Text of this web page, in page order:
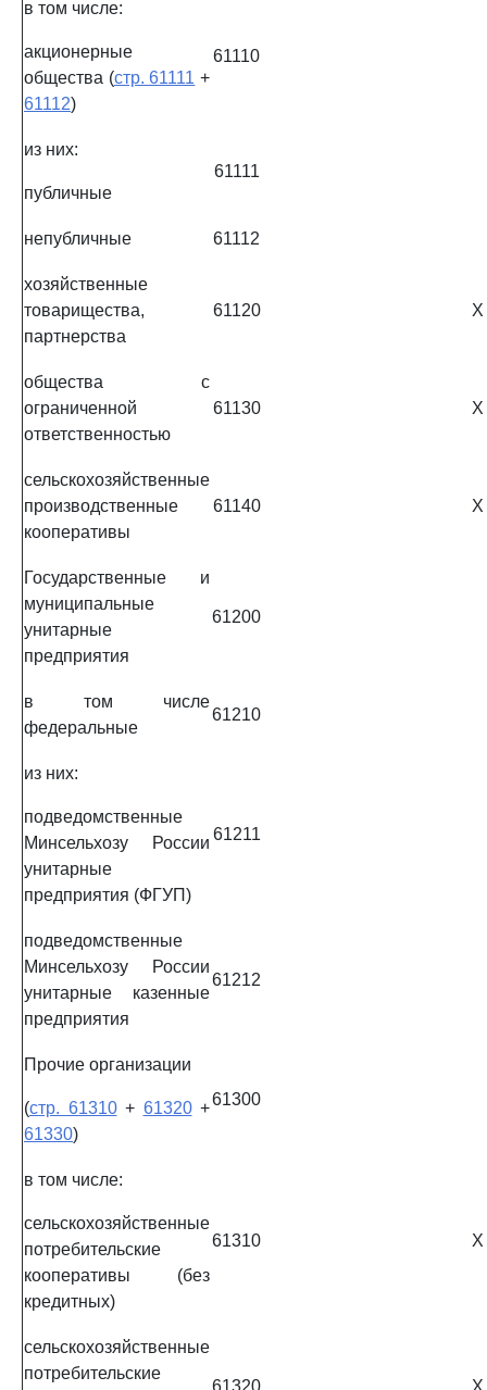
в том числе:
акционерные
общества (стр. 61111 +
61112)
61110
из них:
публичные
61111
непубличные 61112
хозяйственные
товарищества,
партнерства
61120 X
общества с
ограниченной
ответственностью
61130 X
сельскохозяйственные
производственные
кооперативы
61140 X
Государственные и
муниципальные
унитарные
предприятия
61200
в том числе
федеральные
61210
из них:
подведомственные
Минсельхозу России
унитарные
предприятия (ФГУП)
61211
подведомственные
Минсельхозу России
унитарные казенные
предприятия
61212
Прочие организации
(стр. 61310+ 61320+
61330)
61300
в том числе:
сельскохозяйственные
потребительские
кооперативы (без
кредитных)
61310 X
сельскохозяйственные
потребительские
61320 X